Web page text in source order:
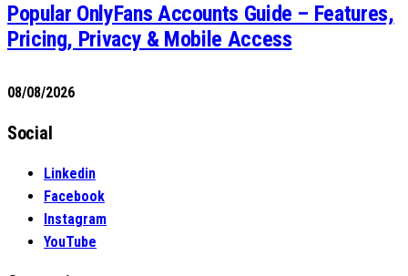
Popular OnlyFans Accounts Guide – Features,
Pricing, Privacy & Mobile Access
08/08/2026
Social
Linkedin
Facebook
Instagram
YouTube